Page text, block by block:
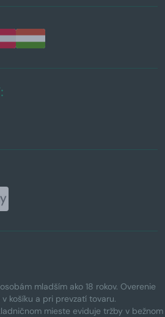
mladším ako 18 rokov. Overenie
košíku a pri prevzatí tovaru.
mieste eviduje tržby v bežnom